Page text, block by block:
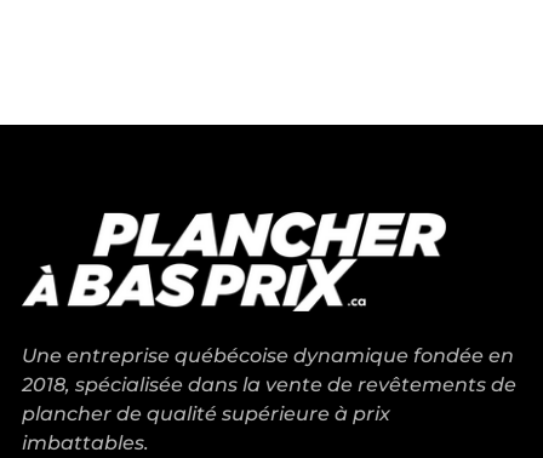
très bien ses produits. La qualité
du plancher d'ingénierie est au
rendez-vous. Nous avons
également été très satisfaits de
Plancher JC : Jason et son équipe
ont fait un travail impeccable. Je
recommande sans hésiter!
Une entreprise québécoise dynamique fondée en
2018, spécialisée dans la vente de revêtements de
plancher de qualité supérieure à prix
imbattables.